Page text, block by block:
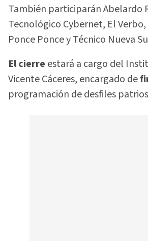
También participarán Abelardo
Tecnológico Cybernet, El
Ponce Ponce y Técnico Nueva
El cierre estará a cargo del
Vicente Cáceres, encargado de
programación de desfiles